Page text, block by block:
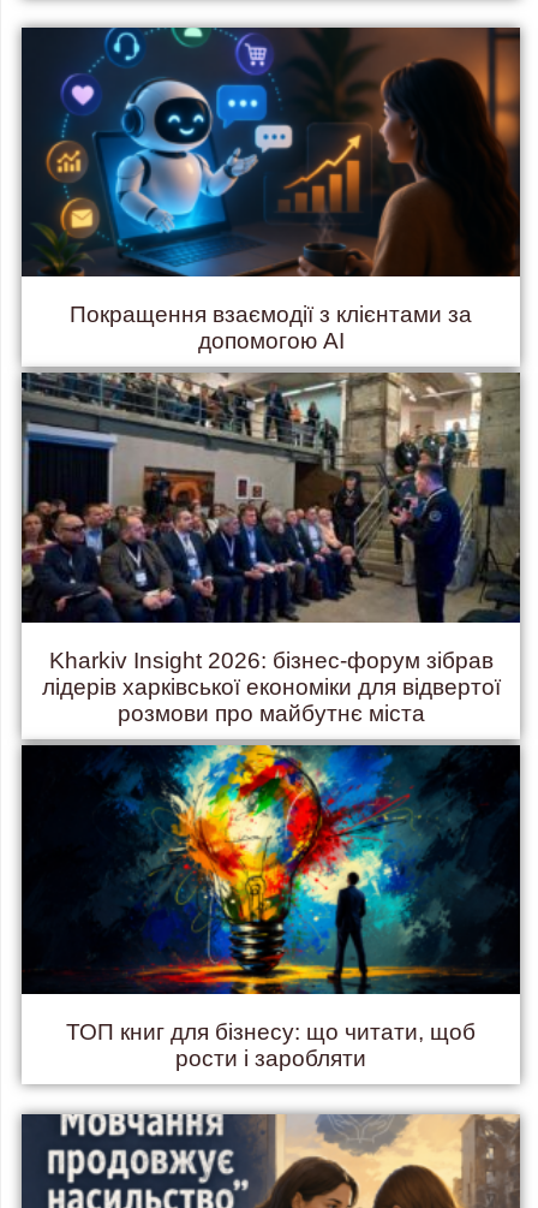
Покращення взаємодії з клієнтами за
допомогою AI
Kharkiv Insight 2026: бізнес-форум зібрав
лідерів харківської економіки для відвертої
розмови про майбутнє міста
ТОП книг для бізнесу: що читати, щоб
рости і заробляти